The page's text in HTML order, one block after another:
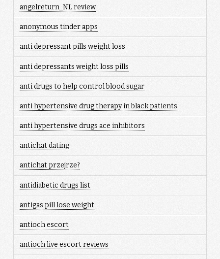
angelreturn_NL review
anonymous tinder apps
anti depressant pills weight loss
anti depressants weight loss pills
anti drugs to help control blood sugar
anti hypertensive drug therapy in black patients
anti hypertensive drugs ace inhibitors
antichat dating
antichat przejrze?
antidiabetic drugs list
antigas pill lose weight
antioch escort
antioch live escort reviews